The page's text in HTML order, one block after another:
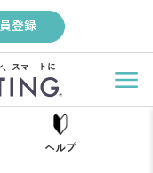
登録
、スマートに
ヘルプ